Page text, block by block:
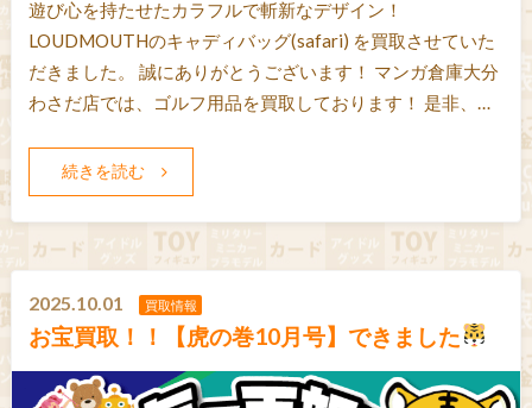
遊び心を持たせたカラフルで斬新なデザイン！
LOUDMOUTHのキャディバッグ(safari) を買取させていた
だきました。 誠にありがとうございます！ マンガ倉庫大分
わさだ店では、ゴルフ用品を買取しております！ 是非、…
続きを読む
2025.10.01 買取情報
お宝買取！！【虎の巻10月号】できました